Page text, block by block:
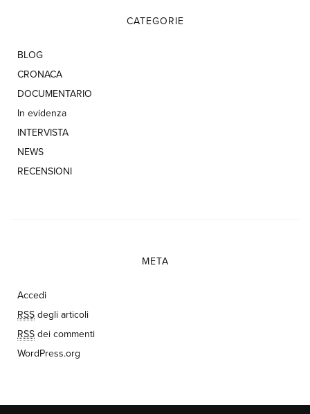
CATEGORIE
BLOG
CRONACA
DOCUMENTARIO
In evidenza
INTERVISTA
NEWS
RECENSIONI
META
Accedi
RSS degli articoli
RSS dei commenti
WordPress.org